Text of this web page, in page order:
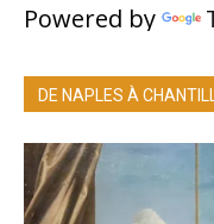
Powered by
DE NAPLES À